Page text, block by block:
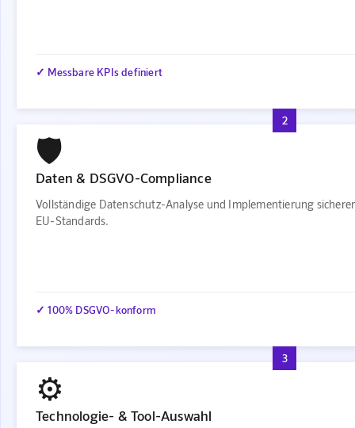
✓ Messbare KPIs definiert
2
🛡️
Daten & DSGVO-Compliance
Vollständige Datenschutz-Analyse und Implementierung
EU-Standards.
✓ 100% DSGVO-konform
3
⚙️
Technologie- & Tool-Auswahl